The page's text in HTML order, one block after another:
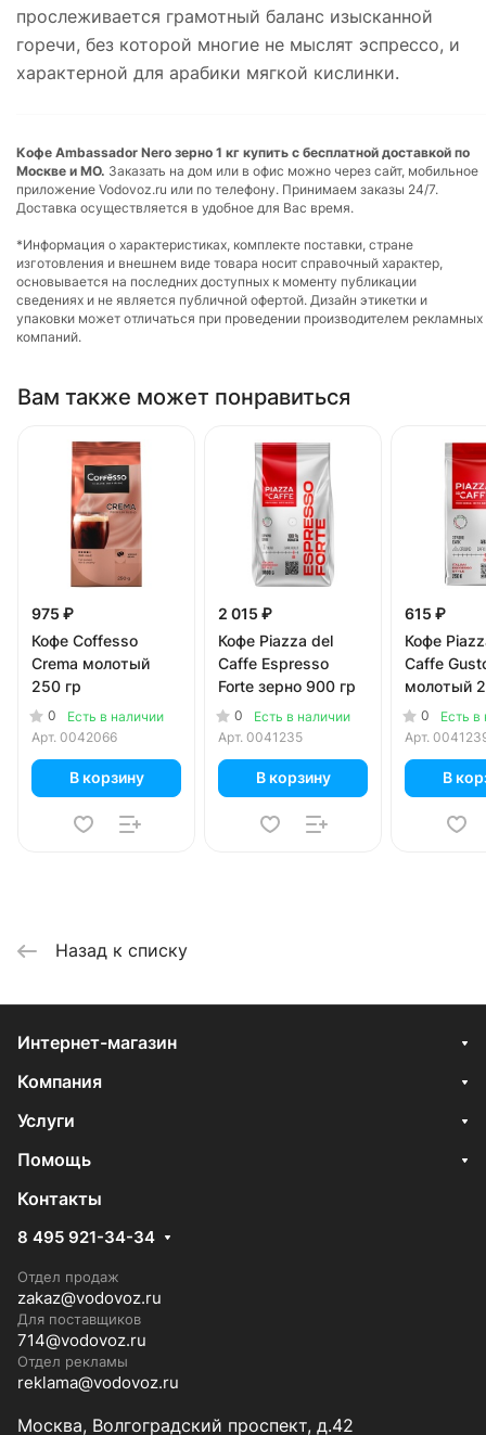
прослеживается грамотный баланс изысканной
горечи, без которой многие не мыслят эспрессо, и
характерной для арабики мягкой кислинки.
Кофе Ambassador Nero зерно 1 кг купить с бесплатной доставкой по
Москве и МО. Заказать на дом или в офис можно через сайт, мобильное
приложение Vodovoz.ru или по телефону. Принимаем заказы 24/7.
Доставка осуществляется в удобное для Вас время.
*Информация о характеристиках, комплекте поставки, стране
изготовления и внешнем виде товара носит справочный характер,
основывается на последних доступных к моменту публикации
сведениях и не является публичной офертой. Дизайн этикетки и
упаковки может отличаться при проведении производителем рекламных
компаний.
Вам также может понравиться
975 ₽
Кофе Coffesso
Crema молотый
250 гр
0
Есть в наличии
Арт. 0042066
В корзину
2 015 ₽
Кофе Piazza del
Caffe Espresso
Forte зерно 900 гр
0
Есть в наличии
Арт. 0041235
В корзину
615 ₽
Кофе
Caffe
молотый
0
Есть в
Арт.
В
Назад к списку
Интернет-магазин
Компания
Услуги
Помощь
Контакты
8 495 921-34-34
Отдел продаж
zakaz@vodovoz.ru
Для поставщиков
714@vodovoz.ru
Отдел рекламы
reklama@vodovoz.ru
Москва, Волгоградский проспект, д.42